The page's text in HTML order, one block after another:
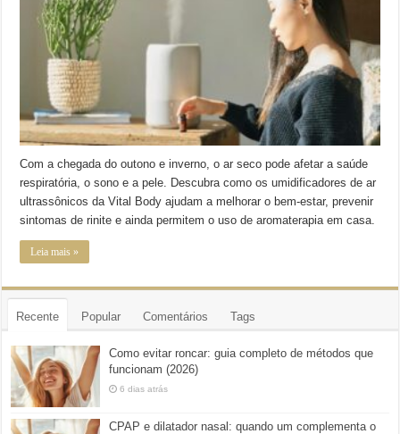
Com a chegada do outono e inverno, o ar seco pode afetar a saúde
respiratória, o sono e a pele. Descubra como os umidificadores de ar
ultrassônicos da Vital Body ajudam a melhorar o bem-estar, prevenir
sintomas de rinite e ainda permitem o uso de aromaterapia em casa.
Leia mais »
Recente Popular Comentários Tags
Como evitar roncar: guia completo de métodos que
funcionam (2026)
6 dias atrás
CPAP e dilatador nasal: quando um complementa o